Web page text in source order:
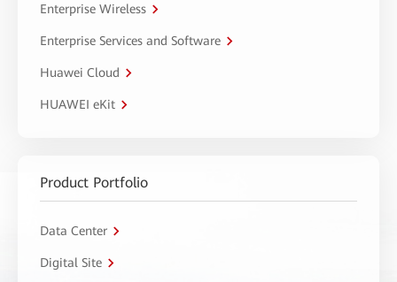
Enterprise Wireless
Enterprise Services and Software
Huawei Cloud
HUAWEI eKit
Product Portfolio
Data Center
Digital Site